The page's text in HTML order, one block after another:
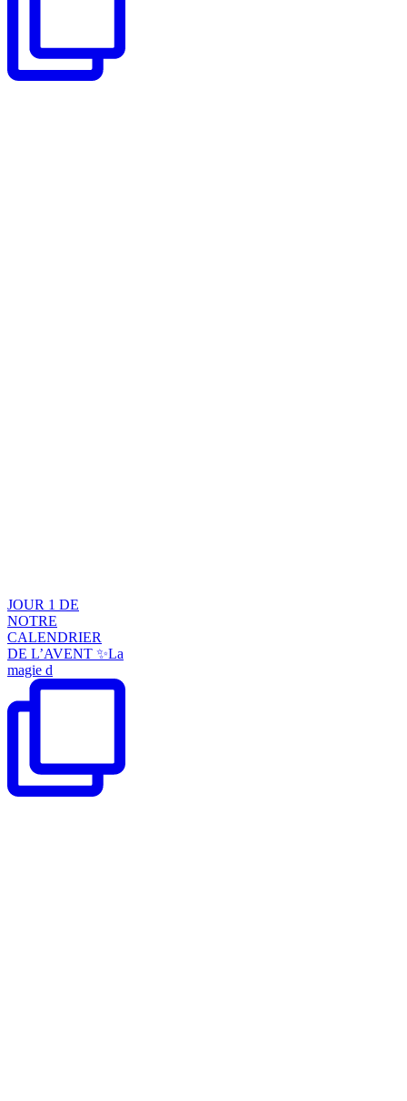
JOUR 1 DE
NOTRE
CALENDRIER
DE L’AVENT ✨La
magie d